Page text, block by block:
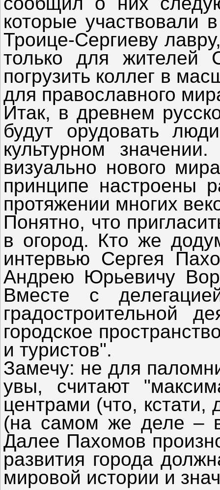
которые участвовали
Троице-Сергиеву
только для жителей
погрузить коллег в
для православного
Итак, в древнем
будут орудовать
культурном
визуально нового
принципе настроены
протяжении многих
Понятно, что
в огород. Кто же
интервью Сергея
Андрею Юрьевичу
Вместе с
градостроительной
городское
и туристов".
Замечу: не для
увы, считают
центрами (что, кстати,
(на самом же деле –
Далее Пахомов
развития города
мировой истории и